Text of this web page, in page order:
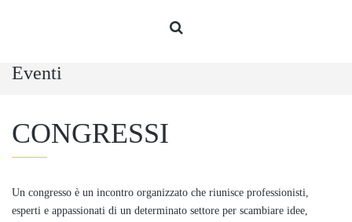
Eventi
CONGRESSI
Un congresso è un incontro organizzato che riunisce professionisti,
esperti e appassionati di un determinato settore per scambiare idee,